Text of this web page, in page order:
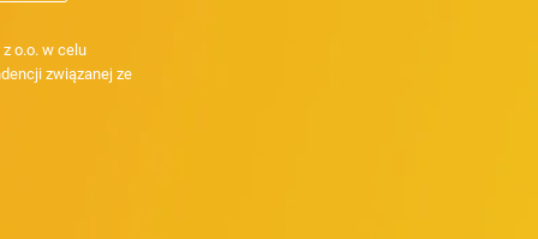
o.o. w celu
związanej ze